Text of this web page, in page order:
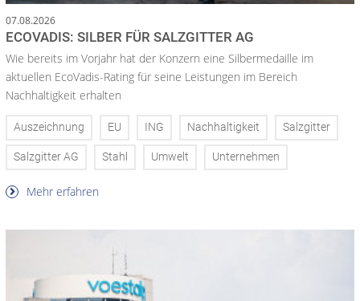
07.08.2026
ECOVADIS: SILBER FÜR SALZGITTER AG
Wie bereits im Vorjahr hat der Konzern eine Silbermedaille im
aktuellen EcoVadis-Rating für seine Leistungen im Bereich
Nachhaltigkeit erhalten
Auszeichnung EU ING Nachhaltigkeit Salzgitter
Salzgitter AG Stahl Umwelt Unternehmen
Mehr erfahren